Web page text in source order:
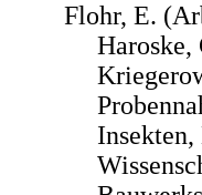
Flohr, E.
Haroske,